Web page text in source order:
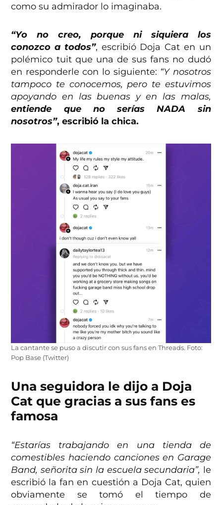
como su admirador lo imaginaba.
“Yo no creo, porque ni siquiera los
conozco a todos”, escribió Doja Cat en un
polémico tuit que una de sus fans no dudó
en responderle con lo siguiente: “Y nosotros
tampoco te conocemos, pero te estuvimos
apoyando en las buenas y en las malas,
entiende que no serías NADA sin
nosotros”, escribió la chica.
La cantante se puso a discutir con sus fans en Threads. Foto:
Pop Base (Twitter)
Una seguidora le dijo a Doja
Cat que gracias a sus fans es
famosa
“Estarías trabajando en una tienda de
comestibles haciendo canciones en Garage
Band, señorita sin la escuela secundaria”, le
escribió la fan en cuestión a Doja Cat, quien
obviamente se tomó el tiempo de